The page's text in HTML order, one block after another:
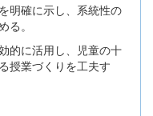
明確に示し、系統性の
。
的に活用し、児童の十
授業づくりを工夫す